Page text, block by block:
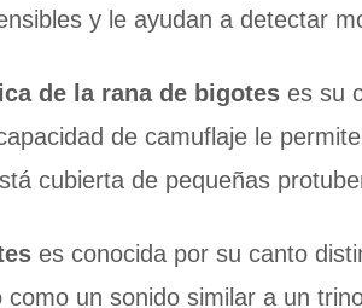
y le ayudan a detectar
de la rana de bigotes es su
de camuflaje le
cubierta de pequeñas
es conocida por su canto
como un sonido similar a un